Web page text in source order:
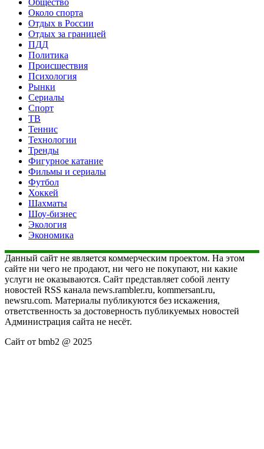
Около спорта
Отдых в России
Отдых за границей
ПДД
Политика
Происшествия
Психология
Рынки
Сериалы
Спорт
ТВ
Теннис
Технологии
Тренды
Фигурное катание
Фильмы и сериалы
Футбол
Хоккей
Шахматы
Шоу-бизнес
Экология
Экономика
Данный сайт не является коммерческим проектом. На этом
сайте ни чего не продают, ни чего не покупают, ни какие
услуги не оказываются. Сайт представляет собой ленту
новостей RSS канала news.rambler.ru, kommersant.ru,
newsru.com. Материалы публикуются без искажения,
ответственность за достоверность публикуемых новостей
Администрация сайта не несёт.
Сайт от bmb2 @ 2025